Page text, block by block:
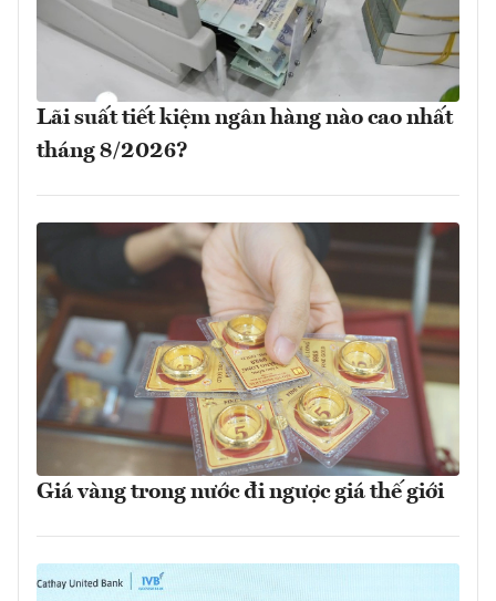
Lãi suất tiết kiệm ngân hàng nào cao nhất
tháng 8/2026?
Giá vàng trong nước đi ngược giá thế giới